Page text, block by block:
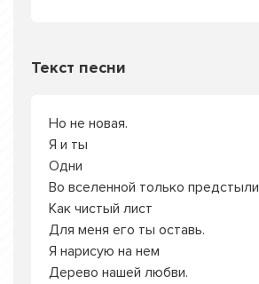
Текст песни
Но не новая.
Я и ты
Одни
Во вселенной только предстыли
Как чистый лист
Для меня его ты оставь.
Я нарисую на нем
Дерево нашей любви.